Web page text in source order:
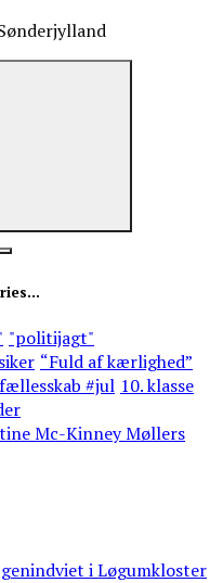
"politijagt"
“Fuld af kærlighed”
#jul 10. klasse
Mc-Kinney Møllers
i Løgumkloster